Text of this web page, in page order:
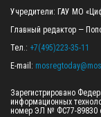
Учредители: ГАУ МО
Главный редактор —
Тел.: +7(495)223-35-11
E-mail:
Зарегистрировано
информационных
номер ЭЛ № ФС77-89830